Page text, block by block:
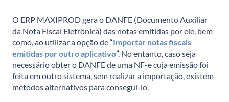
O ERP MAXIPROD gera o DANFE (Documento Auxiliar
da Nota Fiscal Eletrônica) das notas emitidas por ele, bem
como, ao utilizar a opção de “Importar notas fiscais
emitidas por outro aplicativo”. No entanto, caso seja
necessário obter o DANFE de uma NF-e cuja emissão foi
feita em outro sistema, sem realizar a importação, existem
métodos alternativos para consegui-lo.